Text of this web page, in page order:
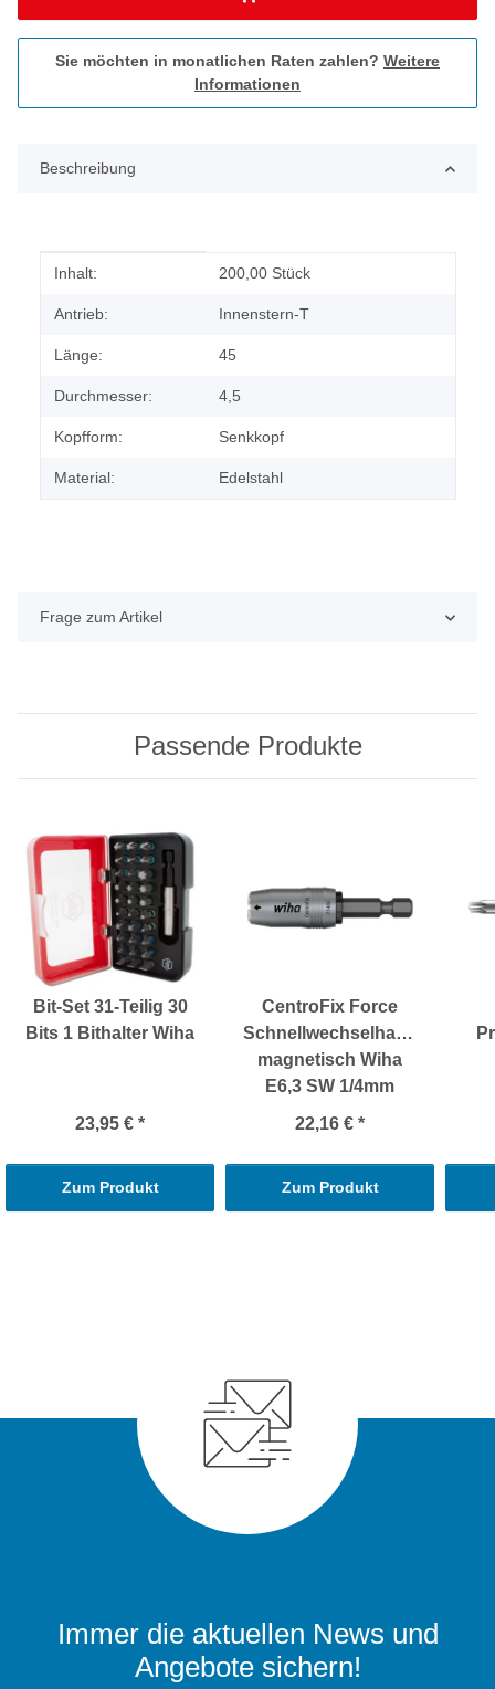
Sie möchten in monatlichen Raten zahlen? Weitere
Informationen
Beschreibung
Produkteigenschaft
Wert
Inhalt: 200,00 Stück
Antrieb: Innenstern-T
Länge: 45
Durchmesser: 4,5
Kopfform: Senkkopf
Material: Edelstahl
Frage zum Artikel
Passende Produkte
Bit-Set 31-Teilig 30
Bits 1 Bithalter Wiha
23,95 € *
Zum Produkt
CentroFix Force
Schnellwechselhalter
magnetisch Wiha
E6,3 SW 1/4mm
22,16 € *
Zum Produkt
Immer die aktuellen News und
Angebote sichern!